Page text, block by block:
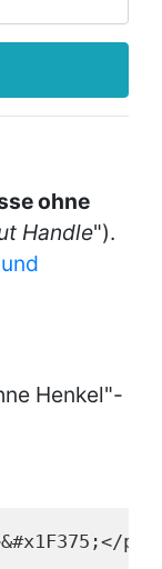
ohne
Handle").
Henkel"-
p>